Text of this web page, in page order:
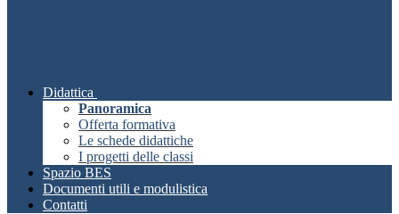
Didattica
Panoramica
Offerta formativa
Le schede didattiche
I progetti delle classi
Spazio BES
Documenti utili e modulistica
Contatti